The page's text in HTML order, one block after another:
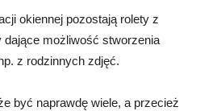
okiennej pozostają rolety z
dające możliwość stworzenia
z rodzinnych zdjęć.
być naprawdę wiele, a przecież